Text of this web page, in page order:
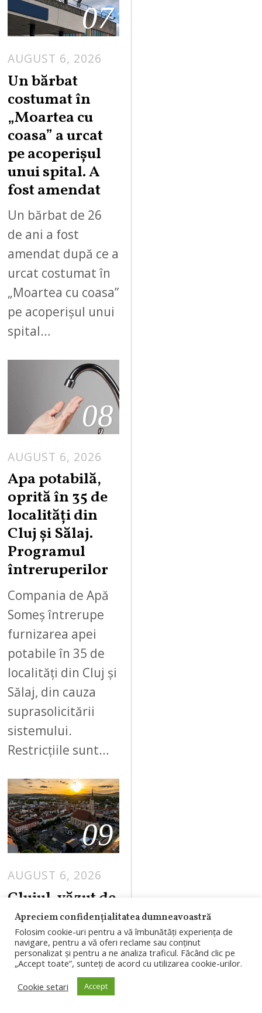
07
AUGUST 6, 2026
Un bărbat
costumat în
„Moartea cu
coasa” a urcat
pe acoperișul
unui spital. A
fost amendat
Un bărbat de 26
de ani a fost
amendat după ce a
urcat costumat în
„Moartea cu coasa”
pe acoperișul unui
spital…
08
AUGUST 6, 2026
Apa potabilă,
oprită în 35 de
localități din
Cluj și Sălaj.
Programul
întreruperilor
Compania de Apă
Someș întrerupe
furnizarea apei
potabile în 35 de
localități din Cluj și
Sălaj, din cauza
suprasolicitării
sistemului.
Restricțiile sunt…
09
AUGUST 6, 2026
Clujul, văzut de
un român
revenit după 10
ani în Marea
Britanie:
apartamente
Apreciem confidențialitatea dumneavoastră
Folosim cookie-uri pentru a vă îmbunătăți experiența de
navigare, pentru a vă oferi reclame sau conținut
personalizat și pentru a ne analiza traficul. Făcând clic pe
„Accept toate”, sunteți de acord cu utilizarea cookie-urilor.
Cookie setari
Accept